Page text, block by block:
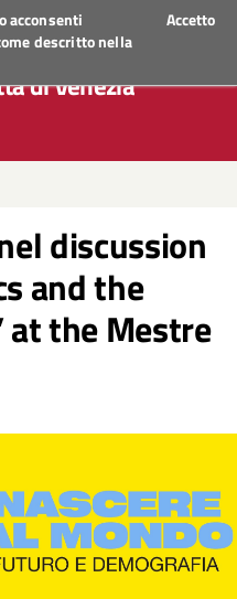
acconsenti
descritto nella
Accetto
di Venezia
discussion
and the
at the Mestre